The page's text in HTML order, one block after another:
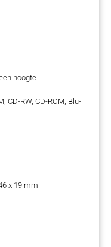
hoogte
CD-RW, CD-ROM, Blu-
x 19 mm